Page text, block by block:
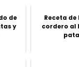
de
y
Receta de
cordero al